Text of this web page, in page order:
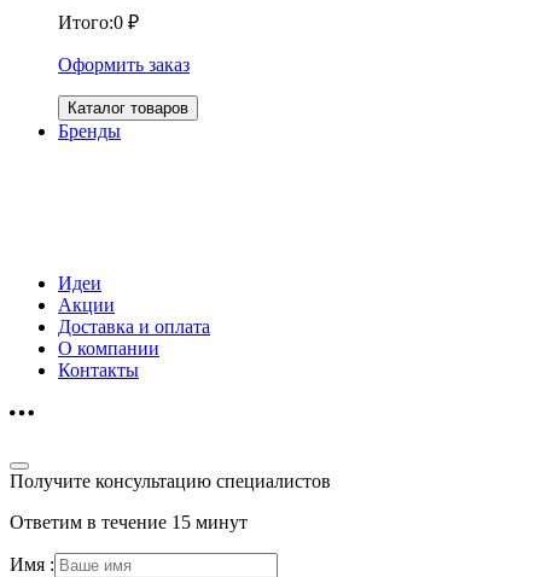
Итого:0 ₽
Оформить заказ
Каталог товаров
Бренды
Идеи
Акции
Доставка и оплата
О компании
Контакты
Получите консультацию специалистов
Ответим в течение 15 минут
Имя :